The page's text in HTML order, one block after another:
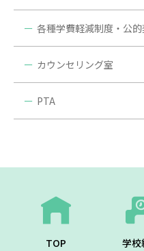
各種学費軽減制度・公
カウンセリング室
PTA
TOP 学校